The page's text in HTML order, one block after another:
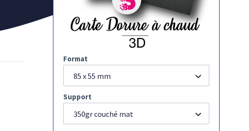
Format
85 x 55 mm
Support
350gr couché mat